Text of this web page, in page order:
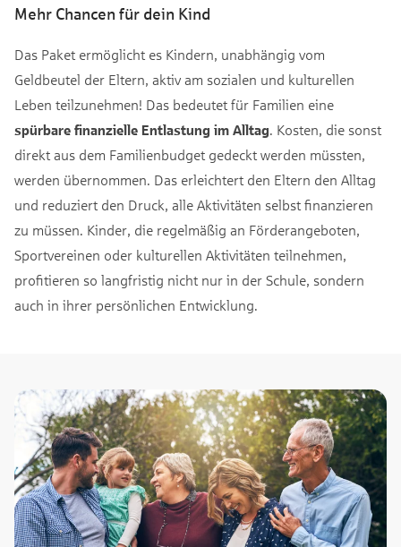
Mehr Chancen für dein Kind
Das Paket ermöglicht es Kindern, unabhängig vom
Geldbeutel der Eltern, aktiv am sozialen und kulturellen
Leben teilzunehmen! Das bedeutet für Familien eine
spürbare finanzielle Entlastung im Alltag. Kosten, die sonst
direkt aus dem Familienbudget gedeckt werden müssten,
werden übernommen. Das erleichtert den Eltern den Alltag
und reduziert den Druck, alle Aktivitäten selbst finanzieren
zu müssen. Kinder, die regelmäßig an Förderangeboten,
Sportvereinen oder kulturellen Aktivitäten teilnehmen,
profitieren so langfristig nicht nur in der Schule, sondern
auch in ihrer persönlichen Entwicklung.